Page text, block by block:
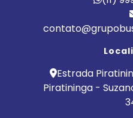
Estrada
Piratininga -